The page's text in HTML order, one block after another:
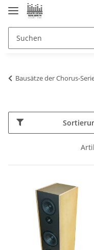
Bausätze der Chorus-